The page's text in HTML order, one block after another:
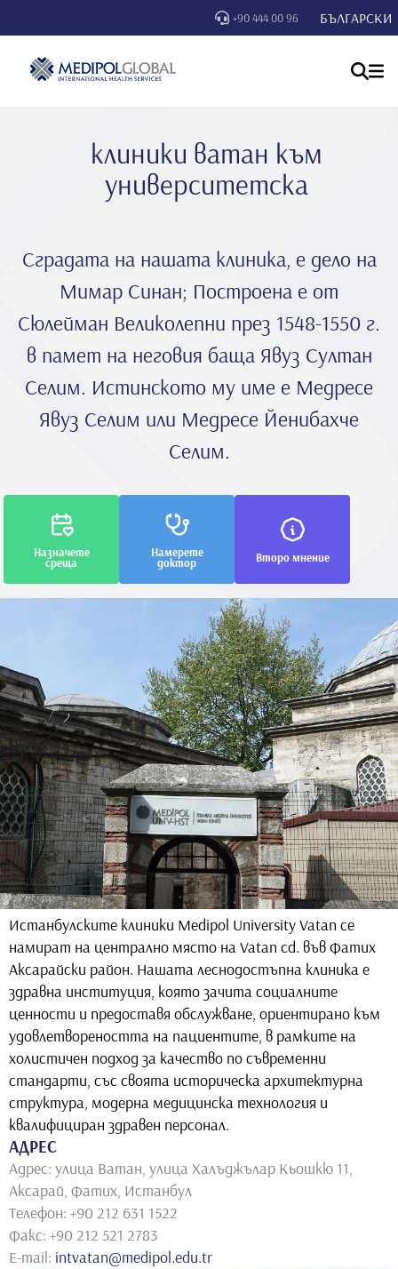
+90 444 00 96 БЪЛГАРСКИ
клиники ватан към
университетска
Сградата на нашата клиника, е дело на
Мимар Синан; Построена е от
Сюлейман Великолепни през 1548-1550 г.
в памет на неговия баща Явуз Султан
Селим. Истинското му име е Медресе
Явуз Селим или Медресе Йенибахче
Селим.
Назначете
среща
Намерете
доктор Второ мнение
Истанбулските клиники Medipol University Vatan се
намират на централно място на Vatan cd. във Фатих
Аксарайски район. Нашата леснодостъпна клиника е
здравна институция, която зачита социалните
ценности и предоставя обслужване, ориентирано към
удовлетвореността на пациентите, в рамките на
холистичен подход за качество по съвременни
стандарти, със своята историческа архитектурна
структура, модерна медицинска технология и
квалифициран здравен персонал.
АДРЕС
Адрес: улица Ватан, улица Халъджълар Кьошкю 11,
Аксарай, Фатих, Истанбул
Телефон: +90 212 631 1522
Факс: +90 212 521 2783
E-mail: intvatan@medipol.edu.tr